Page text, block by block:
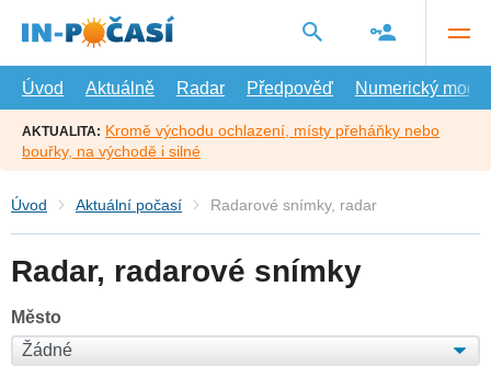
hlavní
Úvod
Aktuálně Radar Předpověď Numerický model
AKTUALITA: Kromě východu ochlazení, místy přeháňky nebo
bouřky, na východě i silné
Úvod Aktuální počasí Radarové snímky, radar
Radar, radarové snímky
Město